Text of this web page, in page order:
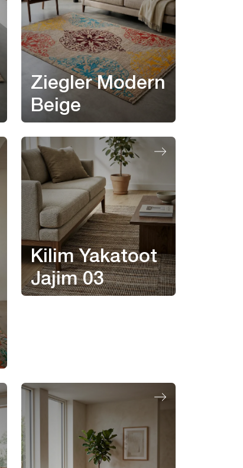
Ziegler Modern
Beige
Kilim Yakatoot
Jajim 03